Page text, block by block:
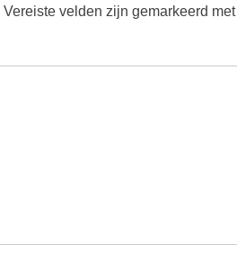
Vereiste velden zijn gemarkeerd met